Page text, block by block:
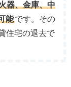
器、金庫、中
能です。その
住宅の退去で